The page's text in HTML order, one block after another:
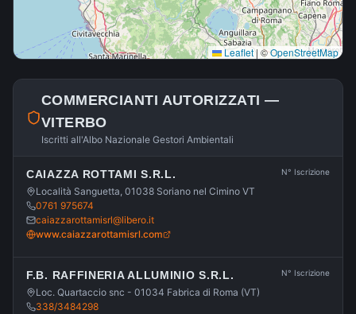
Leaflet | ©OpenStreetMap
COMMERCIANTI AUTORIZZATI —
VITERBO
Iscritti all'Albo Nazionale Gestori Ambientali
CAIAZZA ROTTAMI S.R.L.
Località Sanguetta, 01038 Soriano nel Cimino VT
0761 975674
caiazzarottamisrl@libero.it
www.caiazzarottamisrl.com
N° Iscrizione
F.B. RAFFINERIA ALLUMINIO S.R.L.
Loc. Quartaccio snc - 01034 Fabrica di Roma (VT)
338/3484298
N° Iscrizione